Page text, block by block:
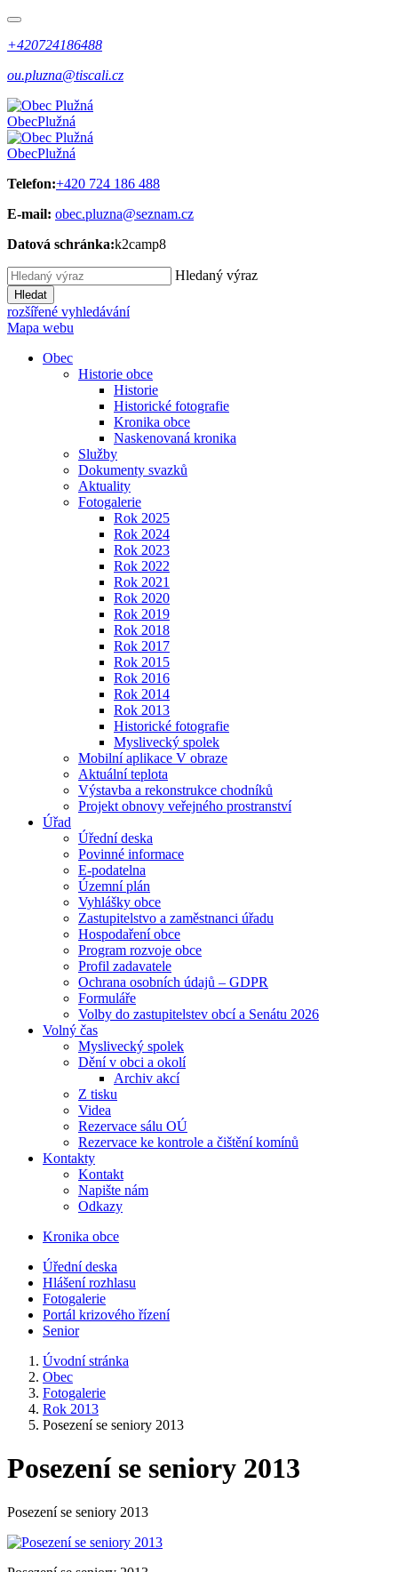
+420724186488
ou.pluzna@tiscali.cz
ObecPlužná
ObecPlužná
Telefon:+420 724 186 488
E-mail: obec.pluzna@seznam.cz
Datová schránka:k2camp8
Hledaný výraz
Hledat
rozšířené vyhledávání
Mapa webu
Obec
Historie obce
Historie
Historické fotografie
Kronika obce
Naskenovaná kronika
Služby
Dokumenty svazků
Aktuality
Fotogalerie
Rok 2025
Rok 2024
Rok 2023
Rok 2022
Rok 2021
Rok 2020
Rok 2019
Rok 2018
Rok 2017
Rok 2015
Rok 2016
Rok 2014
Rok 2013
Historické fotografie
Myslivecký spolek
Mobilní aplikace V obraze
Aktuální teplota
Výstavba a rekonstrukce chodníků
Projekt obnovy veřejného prostranství
Úřad
Úřední deska
Povinné informace
E-podatelna
Územní plán
Vyhlášky obce
Zastupitelstvo a zaměstnanci úřadu
Hospodaření obce
Program rozvoje obce
Profil zadavatele
Ochrana osobních údajů – GDPR
Formuláře
Volby do zastupitelstev obcí a Senátu 2026
Volný čas
Myslivecký spolek
Dění v obci a okolí
Archiv akcí
Z tisku
Videa
Rezervace sálu OÚ
Rezervace ke kontrole a čištění komínů
Kontakty
Kontakt
Napište nám
Odkazy
Kronika obce
Úřední deska
Hlášení rozhlasu
Fotogalerie
Portál krizového řízení
Senior
Úvodní stránka
Obec
Fotogalerie
Rok 2013
Posezení se seniory 2013
Posezení se seniory 2013
Posezení se seniory 2013